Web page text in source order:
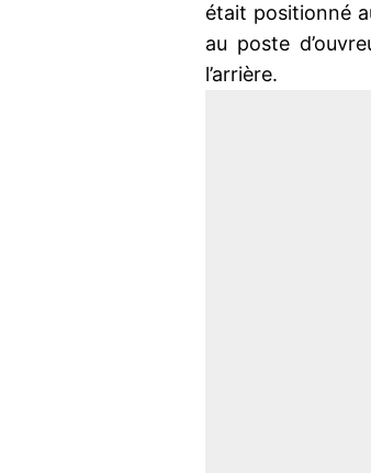
était positionné
au poste
l’arrière.